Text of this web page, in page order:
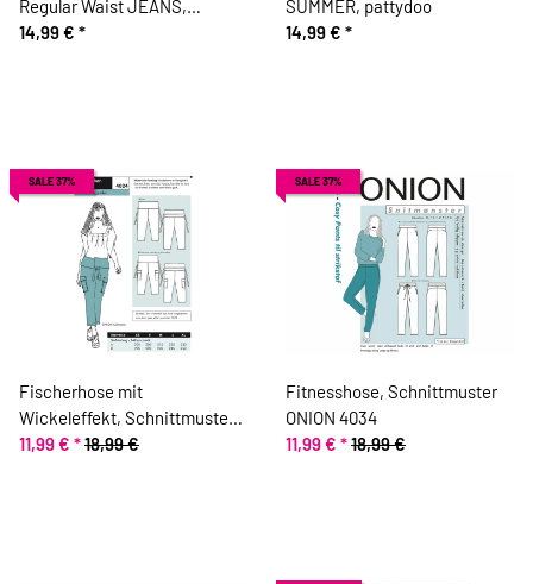
Regular Waist JEANS,
pattydoo
14,99 € *
SUMMER, pattydoo
14,99 € *
SALE 37%
Fischerhose mit
Wickeleffekt, Schnittmuster
ONION 4024
11,99 € *18,99 €
SALE 37%
Fitnesshose, Schnittmuster
ONION 4034
11,99 € *18,99 €